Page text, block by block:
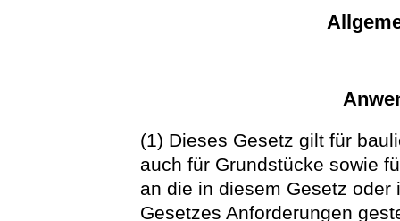
(1) Dieses Gesetz gilt für
auch für Grundstücke sowie
an die in diesem Gesetz
Gesetzes Anforderungen